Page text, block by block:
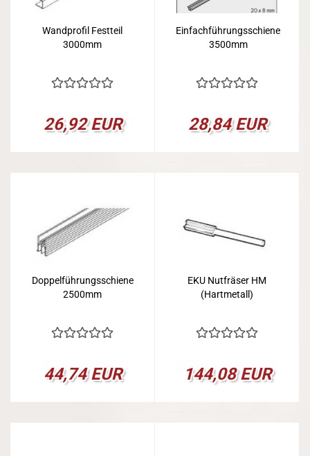
Wandprofil Festteil
3000mm
26,92 EUR
Einfachführungsschiene
3500mm
28,84 EUR
Doppelführungsschiene
2500mm
44,74 EUR
EKU Nutfräser HM
(Hartmetall)
144,08 EUR